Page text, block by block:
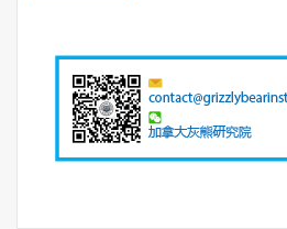
BC省是林业大省。图片来源：
卑诗省林业部林业资源管理分析师
联邦与省政府在林业管理上应该算
森林资源由各省直接管理，联邦政